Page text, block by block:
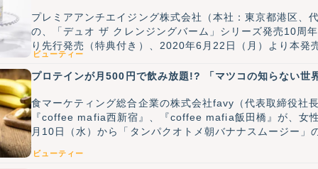
プレミアアンチエイジング株式会社（本社：東京都港区、
の、「デュオ ザ クレンジングバーム」シリーズ発売10周
り先行発売（特典付き）、2020年6月22日（月）より本
ン『10周年記念！これからもデュオぞよろしく！第2弾』も
ビューティー
プロテインが月500円で飲み放題!? 「マツコの知らない世
食マーケティング総合企業の株式会社favy（代表取締役社
『coffee mafia西新宿』、『coffee mafia飯田橋』が、女
月10日（水）から「タンパクオトメ朝バナナスムージー」
ビューティー